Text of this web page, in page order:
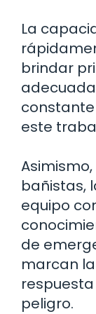
La
brindar
este
bañistas,
equipo
de
marcan
peligro.